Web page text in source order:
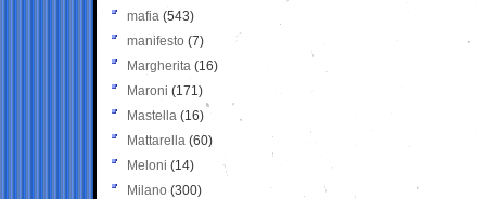
mafia (543)
manifesto (7)
Margherita (16)
Maroni (171)
Mastella (16)
Mattarella (60)
Meloni (14)
Milano (300)